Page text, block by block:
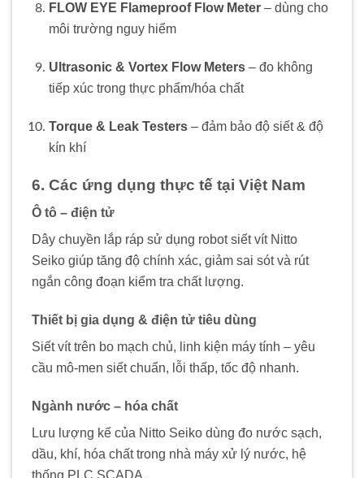
FLOW EYE Flameproof Flow Meter– dùng cho
môi trường nguy hiểm
Ultrasonic & Vortex Flow Meters– đo không
tiếp xúc trong thực phẩm/hóa chất
Torque & Leak Testers– đảm bảo độ siết & độ
kín khí
6. Các ứng dụng thực tế tại Việt Nam
Ô tô – điện tử
Dây chuyền lắp ráp sử dụng robot siết vít Nitto
Seiko giúp tăng độ chính xác, giảm sai sót và rút
ngắn công đoạn kiểm tra chất lượng.
Thiết bị gia dụng & điện tử tiêu dùng
Siết vít trên bo mạch chủ, linh kiện máy tính – yêu
cầu mô-men siết chuẩn, lỗi thấp, tốc độ nhanh.
Ngành nước – hóa chất
Lưu lượng kế của Nitto Seiko dùng đo nước sạch,
dầu, khí, hóa chất trong nhà máy xử lý nước, hệ
thống PLC SCADA.